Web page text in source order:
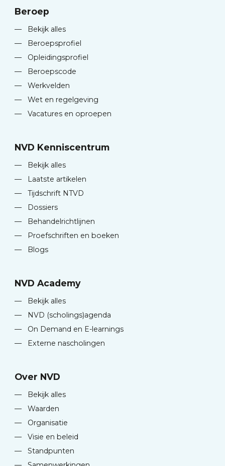
Beroep
—
Bekijk alles
—
Beroepsprofiel
—
Opleidingsprofiel
—
Beroepscode
—
Werkvelden
—
Wet en regelgeving
—
Vacatures en oproepen
NVD Kenniscentrum
—
Bekijk alles
—
Laatste artikelen
—
Tijdschrift NTVD
—
Dossiers
—
Behandelrichtlijnen
—
Proefschriften en boeken
—
Blogs
NVD Academy
—
Bekijk alles
—
NVD (scholings)agenda
—
On Demand en E-learnings
—
Externe nascholingen
Over NVD
—
Bekijk alles
—
Waarden
—
Organisatie
—
Visie en beleid
—
Standpunten